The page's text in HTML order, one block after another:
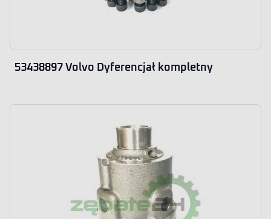
53438897 Volvo Dyferencjał kompletny